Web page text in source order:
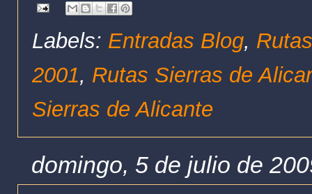
Labels: Entradas Blog,
2001, Rutas Sierras de
Sierras de Alicante
domingo, 5 de julio de